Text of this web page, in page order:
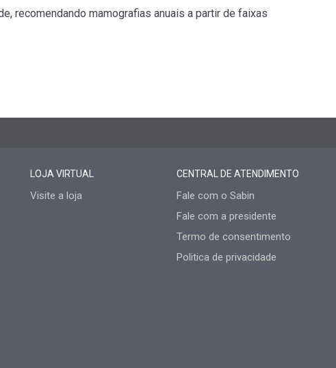
recomendando mamografias anuais a partir de faixas
LOJA VIRTUAL
Visite a loja
CENTRAL DE ATENDIMENTO
Fale com o Sabin
Fale com a presidente
Termo de consentimento
Politica de privacidade